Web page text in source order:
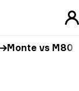
Monte vs M80